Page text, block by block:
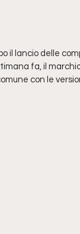
il lancio delle
fa, il
con le